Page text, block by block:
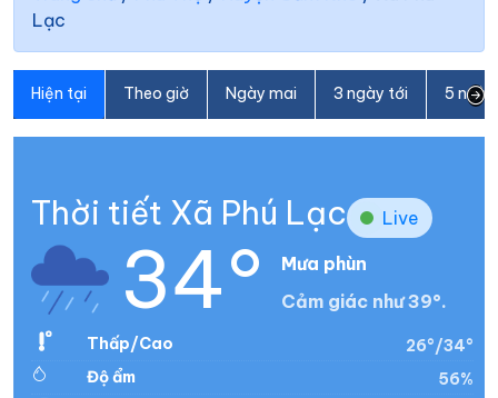
Lạc
Hiện tại Theo giờ Ngày mai 3 ngày tới 5
Thời tiết Xã Phú Lạc Live
34°
Mưa phùn
Cảm giác như 39°.
Thấp/Cao
26°/34°
Độ ẩm
56%